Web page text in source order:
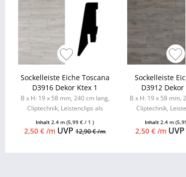
Sockelleiste Eiche Toscana
D3916 Dekor Ktex 1
B x H: 19 x 58 mm, 240 cm lang,
Cliptechnik, Leistenclips als
Inhalt2.4 m(5,99 € / 1 )
2,50 € /m UVP12,90 € /m
Sockelleiste
D3912 Dekor
B x H: 19 x 58 mm,
Cliptechnik,
Inhalt2.4 m
2,50 € /mUVP